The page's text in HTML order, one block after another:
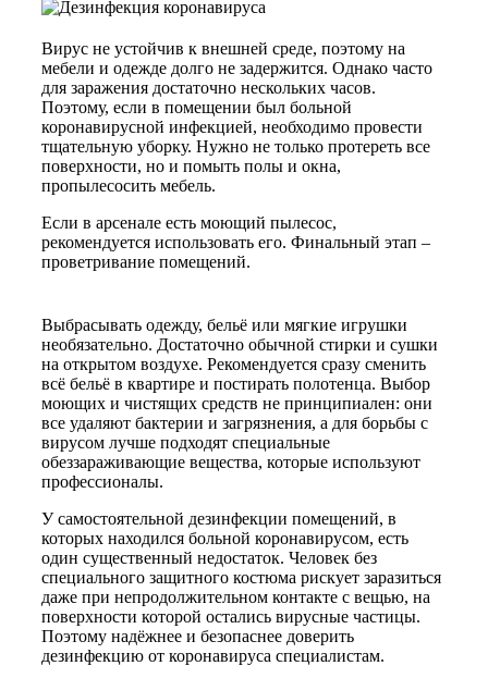
Вирус не устойчив к внешней среде, поэтому на
мебели и одежде долго не задержится. Однако часто
для заражения достаточно нескольких часов.
Поэтому, если в помещении был больной
коронавирусной инфекцией, необходимо провести
тщательную уборку. Нужно не только протереть все
поверхности, но и помыть полы и окна,
пропылесосить мебель.
Если в арсенале есть моющий пылесос,
рекомендуется использовать его. Финальный этап –
проветривание помещений.
Выбрасывать одежду, бельё или мягкие игрушки
необязательно. Достаточно обычной стирки и сушки
на открытом воздухе. Рекомендуется сразу сменить
всё бельё в квартире и постирать полотенца. Выбор
моющих и чистящих средств не принципиален: они
все удаляют бактерии и загрязнения, а для борьбы с
вирусом лучше подходят специальные
обеззараживающие вещества, которые используют
профессионалы.
У самостоятельной дезинфекции помещений, в
которых находился больной коронавирусом, есть
один существенный недостаток. Человек без
специального защитного костюма рискует заразиться
даже при непродолжительном контакте с вещью, на
поверхности которой остались вирусные частицы.
Поэтому надёжнее и безопаснее доверить
дезинфекцию от коронавируса специалистам.